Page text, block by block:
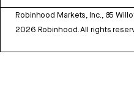
Robinhood Markets, Inc., 85
2026 Robinhood. All rights